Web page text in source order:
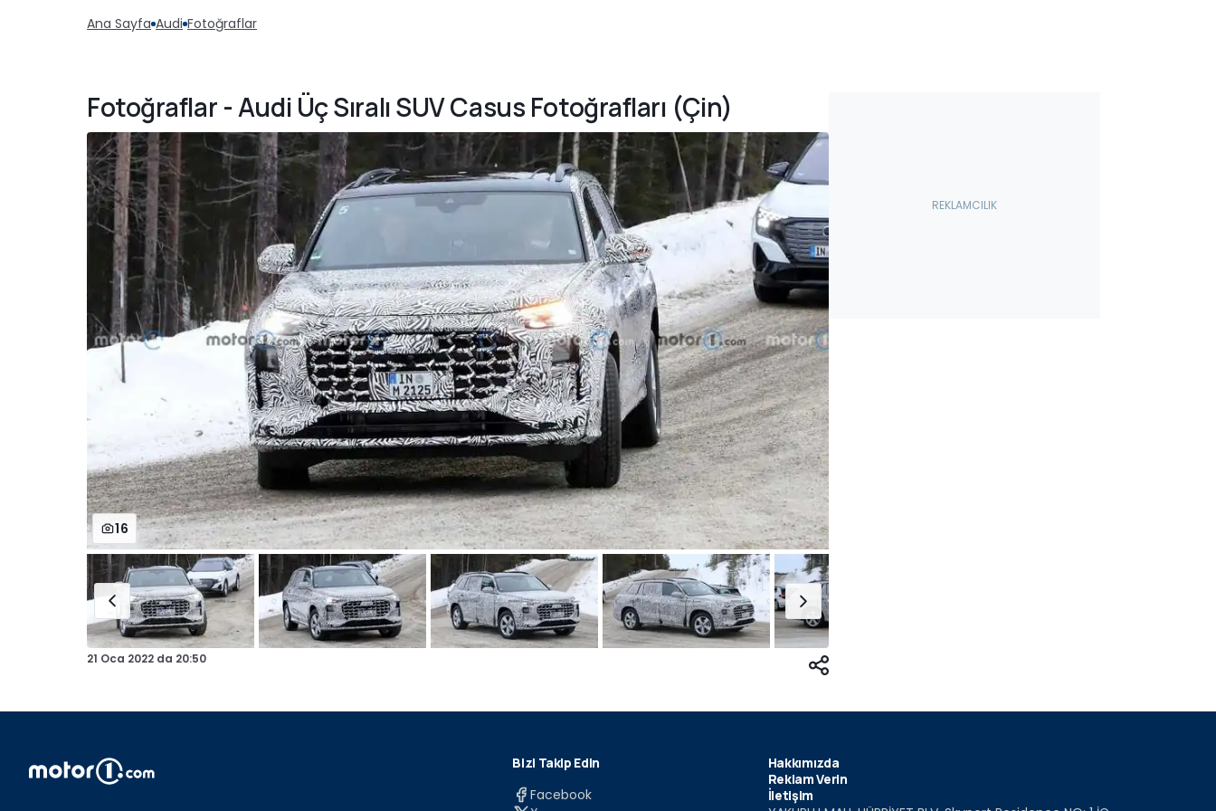
Ana Sayfa Audi Fotoğraflar
Fotoğraflar - Audi Üç Sıralı SUV Casus Fotoğrafları (Çin)
16
21 Oca 2022 da 20:50
Bizi Takip Edin
Facebook
Hakkımızda
Reklam Verin
İletişim